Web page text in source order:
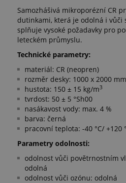
Samozhášivá mikroporézní CR
dutinkami, která je odolná i vůči
splňuje vysoké požadavky pro
leteckém průmyslu.
Technické parametry:
materiál: CR (neopren)
rozměr desky: 1000 x 2000 mm
hustota: 150 ± 15 kg/m3
tvrdost: 50 ± 5 °Sh00
nasákavost vody: max. 4 %
barva: černá
pracovní teplota: -40 °C/ +120
Parametry odolnosti:
odolnost vůči povětrnostním
odolná
odolnost vůči ozónu: odolná